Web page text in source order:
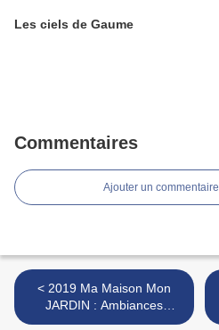
Les ciels de Gaume
Commentaires
Ajouter un commentaire
< 2019 Ma Maison Mon
JARDIN : Ambiances
printanières